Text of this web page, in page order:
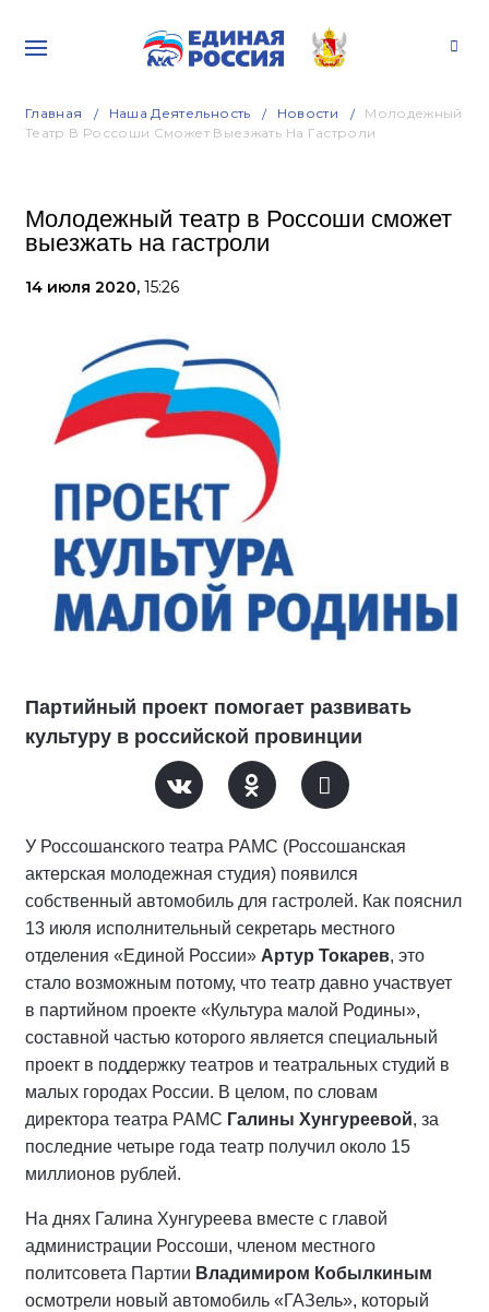
Главная Наша Деятельность Новости
Молодежный
Театр В Россоши Сможет Выезжать На Гастроли
Молодежный театр в Россоши сможет
выезжать на гастроли
14 июля 2020, 15:26
Партийный проект помогает развивать
культуру в российской провинции
У Россошанского театра РАМС (Россошанская
актерская молодежная студия) появился
собственный автомобиль для гастролей. Как пояснил
13 июля исполнительный секретарь местного
отделения «Единой России» Артур Токарев, это
стало возможным потому, что театр давно участвует
в партийном проекте «Культура малой Родины»,
составной частью которого является специальный
проект в поддержку театров и театральных студий в
малых городах России. В целом, по словам
директора театра РАМС Галины Хунгуреевой, за
последние четыре года театр получил около 15
миллионов рублей.
На днях Галина Хунгуреева вместе с главой
администрации Россоши, членом местного
политсовета Партии Владимиром Кобылкиным
осмотрели новый автомобиль «ГАЗель», который